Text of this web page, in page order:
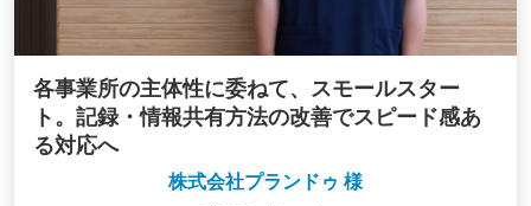
各事業所の主体性に委ねて、スモールスター
ト。記録・情報共有方法の改善でスピード感あ
る対応へ
株式会社プランドゥ 様